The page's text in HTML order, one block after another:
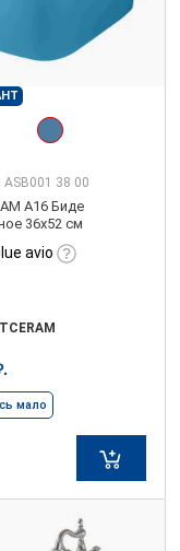
ASB001 38 00
A16 Биде
36х52 см
avio
мало